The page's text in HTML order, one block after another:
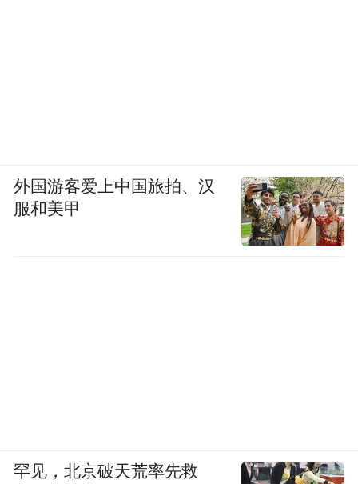
外国游客爱上中国旅拍、汉
服和美甲
罕见，北京破天荒率先救